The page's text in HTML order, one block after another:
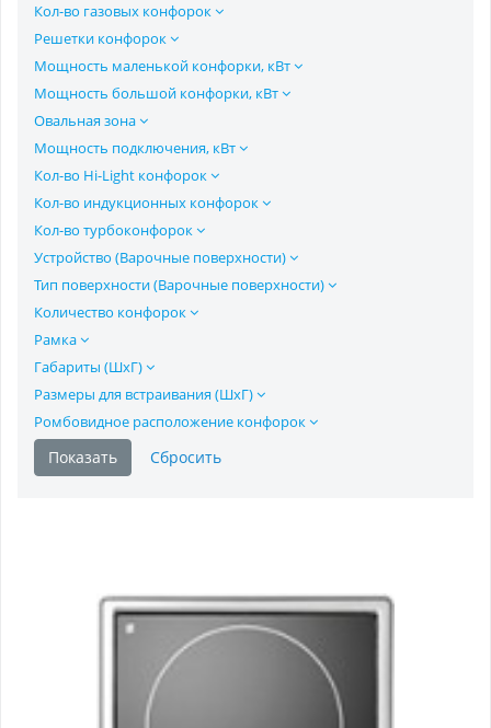
Кол-во газовых конфорок
Решетки конфорок
Мощность маленькой конфорки, кВт
Мощность большой конфорки, кВт
Овальная зона
Мощность подключения, кВт
Кол-во Hi-Light конфорок
Кол-во индукционных конфорок
Кол-во турбоконфорок
Устройство (Варочные поверхности)
Тип поверхности (Варочные поверхности)
Количество конфорок
Рамка
Габариты (ШхГ)
Размеры для встраивания (ШхГ)
Ромбовидное расположение конфорок